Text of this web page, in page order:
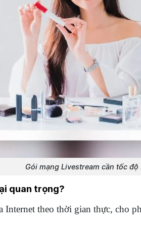
Gói mạng Livestream cần tốc độ
quan trọng?
theo thời gian thực, cho